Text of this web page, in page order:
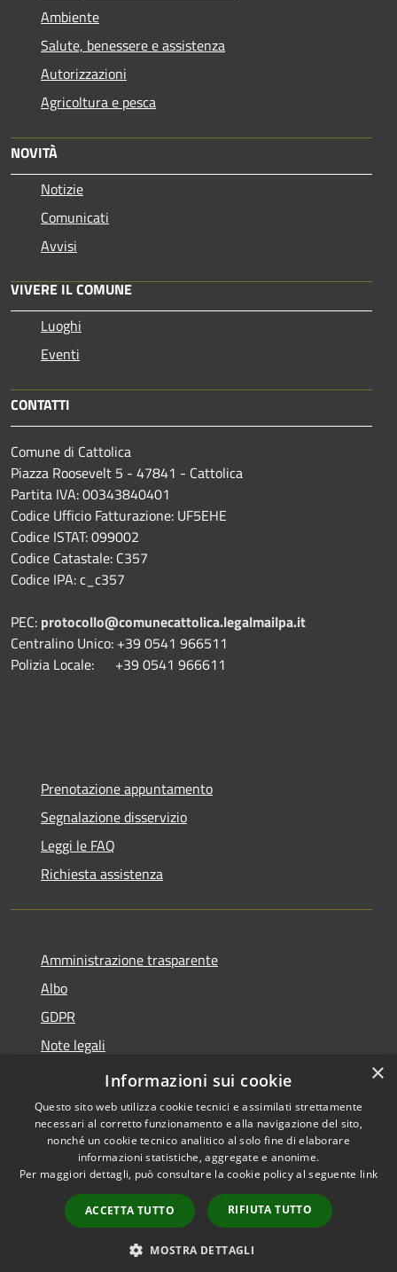
Ambiente
Salute, benessere e assistenza
Autorizzazioni
Agricoltura e pesca
NOVITÀ
Notizie
Comunicati
Avvisi
VIVERE IL COMUNE
Luoghi
Eventi
CONTATTI
Comune di Cattolica
Piazza Roosevelt 5 - 47841 - Cattolica
Partita IVA: 00343840401
Codice Ufficio Fatturazione: UF5EHE
Codice ISTAT: 099002
Codice Catastale: C357
Codice IPA: c_c357
PEC: protocollo@comunecattolica.legalmailpa.it
Centralino Unico: +39 0541 966511
Polizia Locale: +39 0541 966611
Prenotazione appuntamento
Segnalazione disservizio
Leggi le FAQ
Richiesta assistenza
Amministrazione trasparente
Albo
GDPR
Note legali
Dichiarazione di accessibilità
Accessibilità
Copyright © 2026 • Comune di
Cattolica • Powered by
Municipium•
Accesso
redazione
×
Informazioni sui cookie
Questo sito web utilizza cookie tecnici e assimilati strettamente
necessari al corretto funzionamento e alla navigazione del sito,
nonché un cookie tecnico analitico al solo fine di elaborare
informazioni statistiche, aggregate e anonime.
Per maggiori dettagli, può consultare la cookie policy al seguente link
ACCETTA TUTTO RIFIUTA TUTTO
MOSTRA DETTAGLI